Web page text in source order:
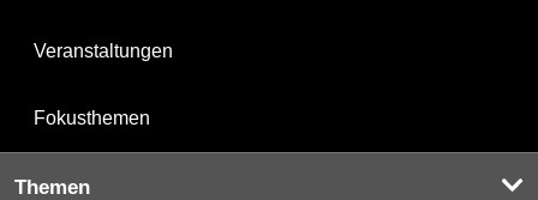
Veranstaltungen
Fokusthemen
Themen